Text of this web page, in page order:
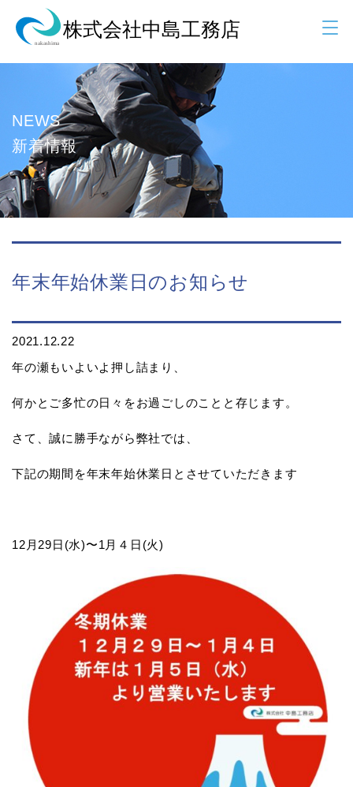
NEWS
新着情報
年末年始休業日のお知らせ
2021.12.22
年の瀬もいよいよ押し詰まり、
何かとご多忙の日々をお過ごしのことと存じます。
さて、誠に勝手ながら弊社では、
下記の期間を年末年始休業日とさせていただきます
12月29日(水)〜1月４日(火)